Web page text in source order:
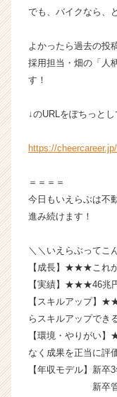
e
r
でも、バイクなら、
よかったら過去の投
採用担当・畑の「人
す！
↓のURLをぽちっとし
https://
＝＝＝＝
今日もいえらぶは不
進み続けます！
＼＼いえらぶって
【成長】★★★これ
【実績】★★★46兆
【スキルアップ】
らスキルアップでき
【環境・やりがい
なく成果を正当に評
【年収モデル】新卒
新卒管理職：